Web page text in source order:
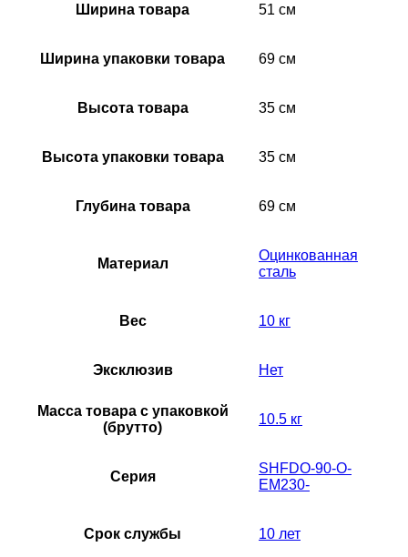
Ширина товара 51 см
Ширина упаковки товара 69 см
Высота товара 35 см
Высота упаковки товара 35 см
Глубина товара 69 см
Материал
Оцинкованная
сталь
Вес 10 кг
Эксклюзив Нет
Масса товара с упаковкой
(брутто)
10.5 кг
Серия
SHFDO-90-O-
EM230-
Срок службы 10 лет